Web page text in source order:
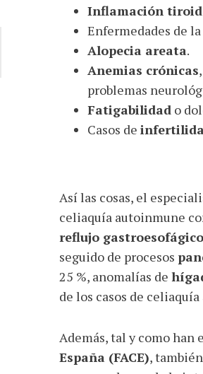
Inflamación
Enfermedades de
Alopecia areata.
Anemias crónicas,
problemas
Fatigabilidad o
Casos de
Así las cosas, el
celiaquía autoinmune
reflujo gastroesofágico
seguido de procesos
25 %, anomalías de
de los casos de
Además, tal y como han
España (FACE),